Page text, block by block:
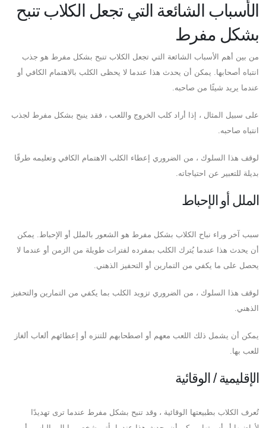
الأسباب الشائعة التي تجعل الكلاب تنبح
بشكل مفرط
من بين أهم الأسباب الشائعة التي تجعل الكلاب تنبح بشكل مفرط هو جذب
انتباه أصحابها. يمكن أن يحدث هذا عندما لا يحظى الكلب بالاهتمام الكافي أو
عندما يريد شيئًا من صاحبه.
على سبيل المثال ، إذا أراد كلب الخروج واللعب ، فقد ينبح بشكل مفرط لجذب
انتباه صاحبه.
لوقف هذا السلوك ، من الضروري إعطاء الكلب الاهتمام الكافي وتعليمه طرقًا
بديلة للتعبير عن احتياجاته.
الملل أو الإحباط
سبب آخر وراء نباح الكلاب بشكل مفرط هو الشعور بالملل أو الإحباط. يمكن
أن يحدث هذا عندما يُترك الكلب بمفرده لفترات طويلة من الزمن أو عندما لا
يحصل على ما يكفي من التمارين أو التحفيز الذهني.
لوقف هذا السلوك ، من الضروري تزويد الكلب بما يكفي من التمارين والتحفيز
الذهني.
يمكن أن يشمل ذلك اللعب معهم أو اصطحابهم للتنزه أو إعطائهم ألعاب ألغاز
للعب بها.
الإقليمية / الوقائية
تُعرف الكلاب بطبيعتها الوقائية ، وقد تنبح بشكل مفرط عندما ترى تهديدًا